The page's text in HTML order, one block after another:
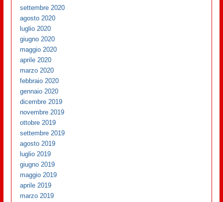
settembre 2020
agosto 2020
luglio 2020
giugno 2020
maggio 2020
aprile 2020
marzo 2020
febbraio 2020
gennaio 2020
dicembre 2019
novembre 2019
ottobre 2019
settembre 2019
agosto 2019
luglio 2019
giugno 2019
maggio 2019
aprile 2019
marzo 2019